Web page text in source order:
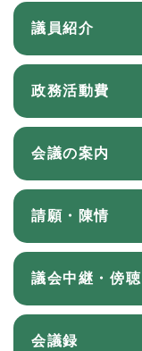
議員紹介
政務活動費
会議の案内
請願・陳情
議会中継・傍聴
会議録